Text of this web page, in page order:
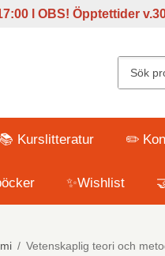
l OBS! Öpptettider v
📚 Kurslitteratur ✏️
✨Wishlist
/ Vetenskaplig teori och